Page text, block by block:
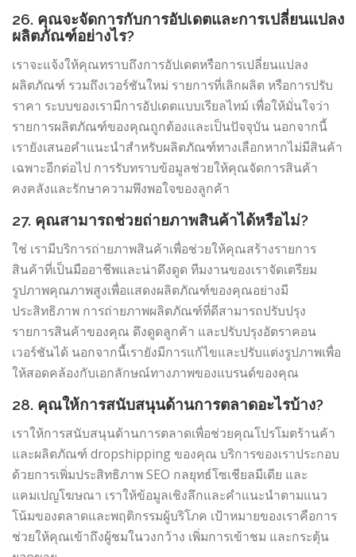
26. คุณจะจัดการกับการอัปเดตและการเปลี่ยนแปลง
ผลิตภัณฑ์อย่างไร?
เราจะแจ้งให้คุณทราบถึงการอัปเดตหรือการเปลี่ยนแปลง
ผลิตภัณฑ์ รวมถึงเวอร์ชันใหม่ รายการที่เลิกผลิต หรือการปรับ
ราคา ระบบของเรามีการอัปเดตแบบเรียลไทม์ เพื่อให้มั่นใจว่า
รายการผลิตภัณฑ์ของคุณถูกต้องและเป็นปัจจุบัน นอกจากนี้
เรายังเสนอคำแนะนำสำหรับผลิตภัณฑ์ทางเลือกหากไม่มีสินค้า
เฉพาะอีกต่อไป การรับทราบข้อมูลช่วยให้คุณจัดการสินค้า
คงคลังและรักษาความพึงพอใจของลูกค้า
27. คุณสามารถช่วยถ่ายภาพสินค้าได้หรือไม่?
ใช่ เรามีบริการถ่ายภาพสินค้าเพื่อช่วยให้คุณสร้างรายการ
สินค้าที่เป็นมืออาชีพและน่าดึงดูด ทีมงานของเราจัดเตรียม
รูปภาพคุณภาพสูงเพื่อแสดงผลิตภัณฑ์ของคุณอย่างมี
ประสิทธิภาพ การถ่ายภาพผลิตภัณฑ์ที่ดีสามารถปรับปรุง
รายการสินค้าของคุณ ดึงดูดลูกค้า และปรับปรุงอัตราคอน
เวอร์ชันได้ นอกจากนี้เรายังมีการแก้ไขและปรับแต่งรูปภาพเพื่อ
ให้สอดคล้องกับเอกลักษณ์ทางภาพของแบรนด์ของคุณ
28. คุณให้การสนับสนุนด้านการตลาดอะไรบ้าง?
เราให้การสนับสนุนด้านการตลาดเพื่อช่วยคุณโปรโมตร้านค้า
และผลิตภัณฑ์ dropshipping ของคุณ บริการของเราประกอบ
ด้วยการเพิ่มประสิทธิภาพ SEO กลยุทธ์โซเชียลมีเดีย และ
แคมเปญโฆษณา เราให้ข้อมูลเชิงลึกและคำแนะนำตามแนว
โน้มของตลาดและพฤติกรรมผู้บริโภค เป้าหมายของเราคือการ
ช่วยให้คุณเข้าถึงผู้ชมในวงกว้าง เพิ่มการเข้าชม และกระตุ้น